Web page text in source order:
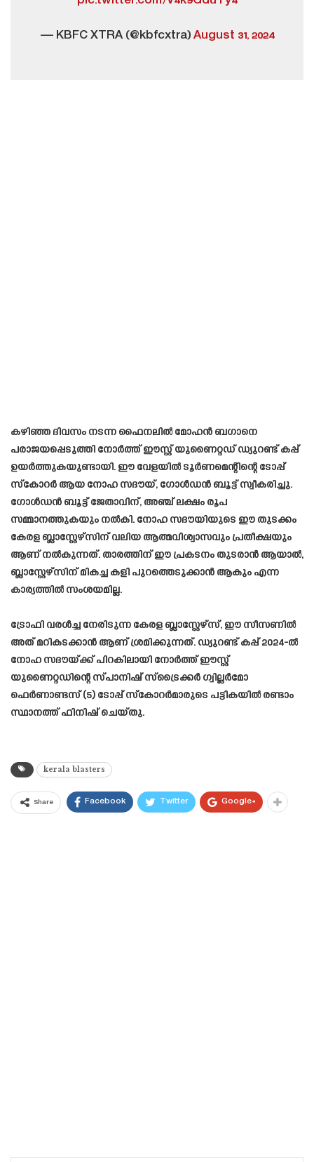
— KBFC XTRA (@kbfcxtra) August 31, 2024
കഴിഞ്ഞ ദിവസം നടന്ന ഫൈനലിൽ മോഹൻ ബഗാനെ
പരാജയപ്പെടുത്തി നോർത്ത് ഈസ്റ്റ് യുണൈറ്റഡ് ഡ്യുറണ്ട് കപ്പ്
ഉയർത്തുകയുണ്ടായി. ഈ വേളയിൽ ടൂർണമെന്റിന്റെ ടോപ്പ്
സ്കോറർ ആയ നോഹ സദൗയ്, ഗോൾഡൻ ബൂട്ട് സ്വീകരിച്ചു.
ഗോൾഡൻ ബൂട്ട് ജേതാവിന്, അഞ്ച് ലക്ഷം രൂപ
സമ്മാനത്തുകയും നൽകി. നോഹ സദൗയിയുടെ ഈ തുടക്കം
കേരള ബ്ലാസ്റ്റേഴ്സിന് വലിയ ആത്മവിശ്വാസവും പ്രതീക്ഷയും
ആണ് നൽകുന്നത്. താരത്തിന് ഈ പ്രകടനം തുടരാൻ ആയാൽ,
ബ്ലാസ്റ്റേഴ്സിന് മികച്ച കളി പുറത്തെടുക്കാൻ ആകും എന്ന
കാര്യത്തിൽ സംശയമില്ല.
ട്രോഫി വരൾച്ച നേരിടുന്ന കേരള ബ്ലാസ്റ്റേഴ്സ്, ഈ സീസണിൽ
അത് മറികടക്കാൻ ആണ് ശ്രമിക്കുന്നത്. ഡ്യുറണ്ട് കപ്പ് 2024-ൽ
നോഹ സദൗയ്ക്ക്‌ പിറകിലായി നോർത്ത് ഈസ്റ്റ്
യുണൈറ്റഡിന്റെ സ്പാനിഷ് സ്ട്രൈക്കർ ഗ്വില്ലർമോ
ഫെർണാണ്ടസ് (5) ടോപ്പ് സ്കോറർമാരുടെ പട്ടികയിൽ രണ്ടാം
സ്ഥാനത്ത് ഫിനിഷ് ചെയ്തു.
kerala blasters
Share Facebook Twitter Google+